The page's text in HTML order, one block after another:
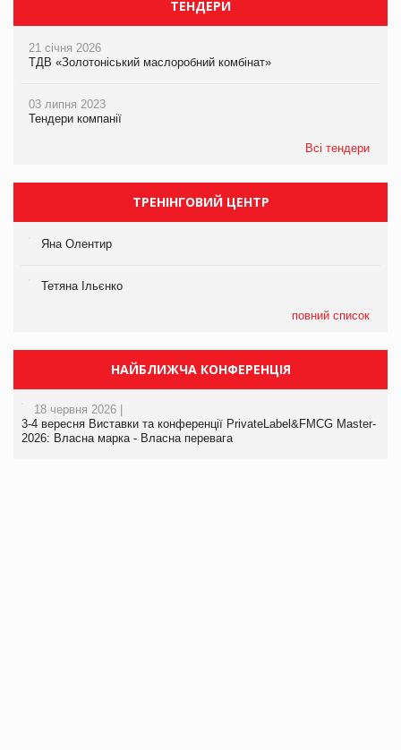
ТЕНДЕРИ
21 січня 2026
ТДВ «Золотоніський маслоробний комбінат»
03 липня 2023
Тендери компанії
Всі тендери
ТРЕНІНГОВИЙ ЦЕНТР
Яна Олентир
Тетяна Ільєнко
повний список
НАЙБЛИЖЧА КОНФЕРЕНЦІЯ
18 червня 2026 |
3-4 вересня Виставки та конференції PrivateLabel&FMCG Master-
2026: Власна марка - Власна перевага